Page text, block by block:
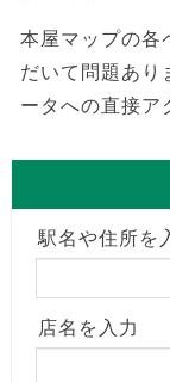
本屋マップの各
だいて問題あり
ータへの直接ア
駅名や住所を
店名を入力